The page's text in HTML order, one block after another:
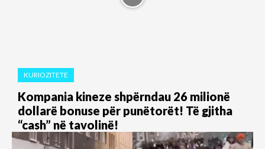
KURIOZITETE
Kompania kineze shpërndau 26 milionë
dollarë bonuse për punëtorët! Të gjitha
“cash” në tavolinë!